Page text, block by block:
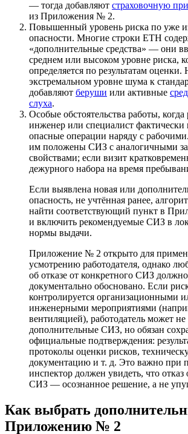
— тогда добавляют страховочную
из Приложения № 2.
Повышенный уровень риска по уже
опасности. Многие строки ЕТН
«дополнительные средства» — они
среднем или высоком уровне риска,
определяется по результатам
экстремальном уровне шума к
добавляют беруши или активные
слуха.
Особые обстоятельства работы, когда
инженер или специалист
опасные операции наряду с
им положены СИЗ с аналогичными
свойствами; если визит
дежурного набора на время
Если выявлена новая или
опасность, не учтённая ранее,
найти соответствующий пункт в
и включить рекомендуемые СИЗ в
нормы выдачи.
Приложение № 2 открыто для
усмотрению работодателя, однако
об отказе от конкретного СИЗ
документально обосновано. Если
контролируется организационными
инженерными мероприятиями
вентиляцией), работодатель может не
дополнительные СИЗ, но обязан
официальные подтверждения:
протоколы оценки рисков,
документацию и т. д. Это важно при
инспектор должен увидеть, что отказ
СИЗ — осознанное решение, а не
Как выбрать
Приложению № 2